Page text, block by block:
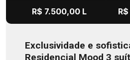
R$ 7.500,00 L
Exclusividade e
Residencial Mood 3